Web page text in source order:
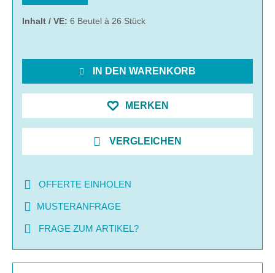
Inhalt / VE: 6 Beutel à 26 Stück
IN DEN WARENKORB
MERKEN
VERGLEICHEN
OFFERTE EINHOLEN
MUSTERANFRAGE
FRAGE ZUM ARTIKEL?